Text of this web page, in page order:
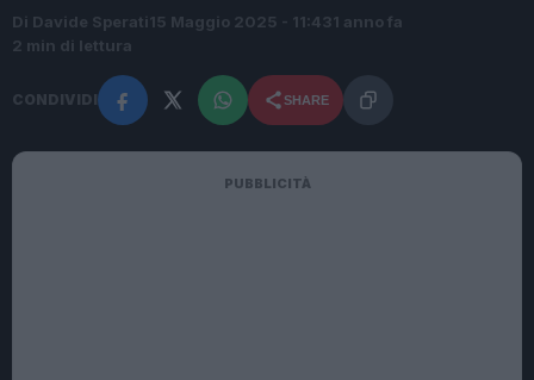
Di Davide Sperati 15 Maggio 2025 - 11:43 1 anno fa
2 min di lettura
CONDIVIDI SHARE
PUBBLICITÀ